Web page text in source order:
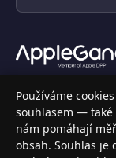
Váš specializovaný
elektronikou.
INFORMACE
Používáme
souhlasem — také
nám pomáhají
obsah. Souhlas je